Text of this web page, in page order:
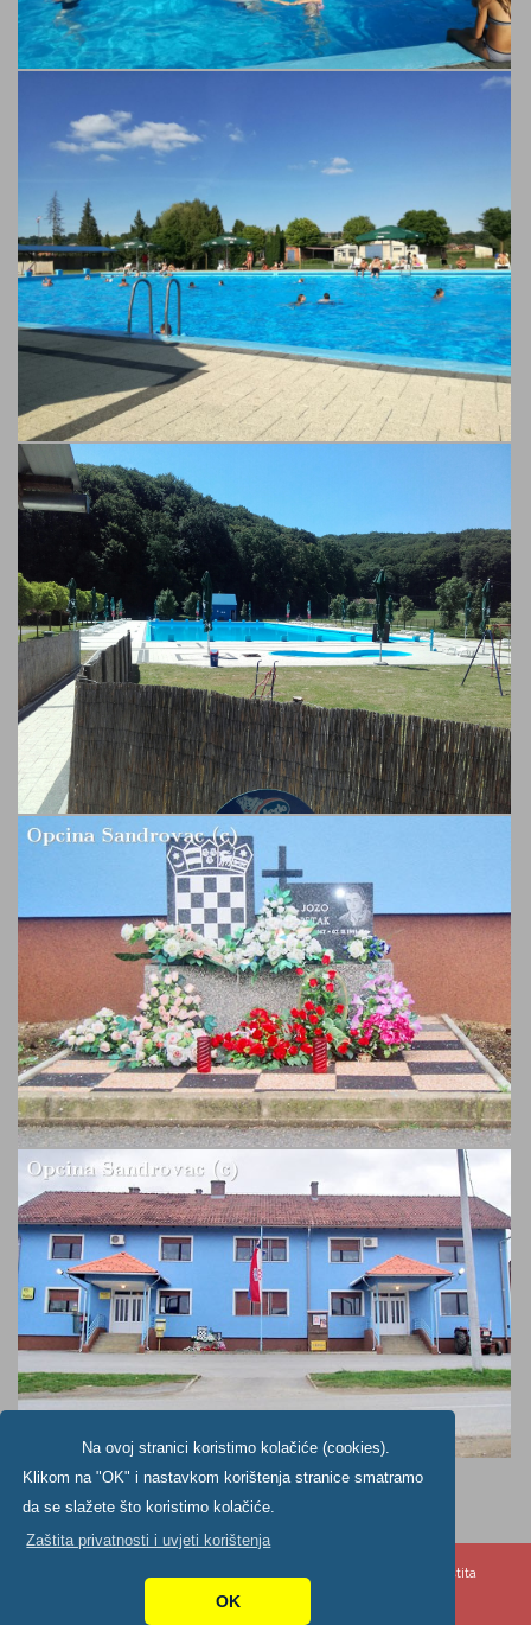
Na ovoj stranici koristimo kolačiće (cookies).
Klikom na "OK" i nastavkom korištenja stranice smatramo
da se slažete što koristimo kolačiće.
Zaštita privatnosti i uvjeti korištenja
OK
Zaštita
privatnosti|Digitalna pristupačnost